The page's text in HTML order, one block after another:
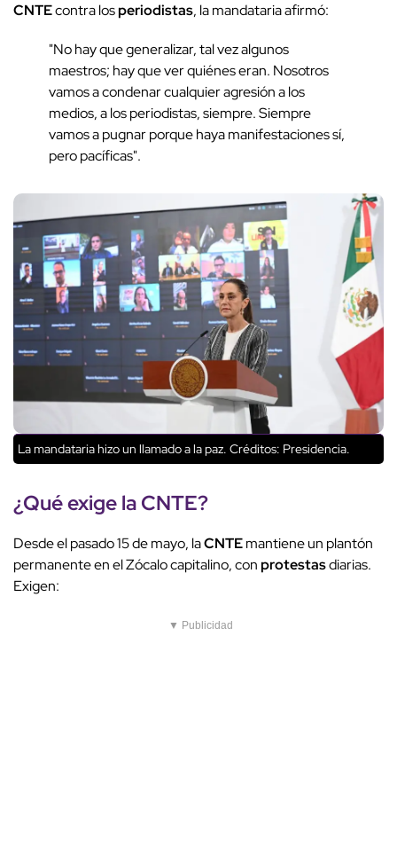
CNTEcontra losperiodistas, la mandataria afirmó:
"No hay que generalizar, tal vez algunos
maestros; hay que ver quiénes eran. Nosotros
vamos a condenar cualquier agresión a los
medios, a los periodistas, siempre. Siempre
vamos a pugnar porque haya manifestaciones sí,
pero pacíficas".
La mandataria hizo un llamado a la paz. Créditos: Presidencia.
¿Qué exige laCNTE?
Desde el pasado 15 de mayo, laCNTEmantiene un plantón
permanente en el Zócalo capitalino, conprotestasdiarias.
Exigen:
▼ Publicidad